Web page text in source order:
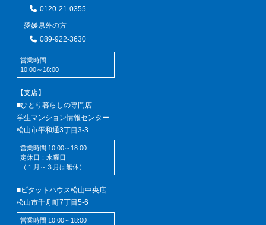
0120-21-0355
愛媛県外の方
089-922-3630
営業時間
10:00～18:00
【支店】
■ひとり暮らしの専門店
学生マンション情報センター
松山市平和通3丁目3-3
営業時間 10:00～18:00
定休日：水曜日
（１月～３月は無休）
■ピタットハウス松山中央店
松山市千舟町7丁目5-6
営業時間 10:00～18:00